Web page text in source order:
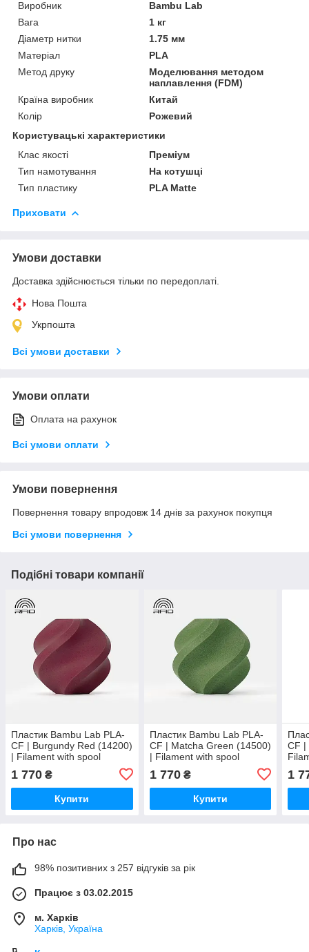
Виробник
Bambu Lab
Вага
1 кг
Діаметр нитки
1.75 мм
Матеріал
PLA
Метод друку
Моделювання методом
наплавлення (FDM)
Країна виробник
Китай
Колір
Рожевий
Користувацькі характеристики
Клас якості
Преміум
Тип намотування
На котушці
Тип пластику
PLA Matte
Приховати
Умови доставки
Доставка здійснюється тільки по передоплаті.
Нова Пошта
Укрпошта
Всі умови доставки
Умови оплати
Оплата на рахунок
Всі умови оплати
Умови повернення
Повернення товару впродовж 14 днів за рахунок покупця
Всі умови повернення
Подібні товари компанії
Пластик Bambu Lab PLA-
CF | Burgundy Red (14200)
| Filament with spool
1 770 ₴
Купити
Пластик Bambu Lab PLA-
CF | Matcha Green (14500)
| Filament with spool
1 770₴
Купити
CF |
1
Про нас
98% позитивних з 257 відгуків за рік
Працює з 03.02.2015
м. Харків
Харків, Україна